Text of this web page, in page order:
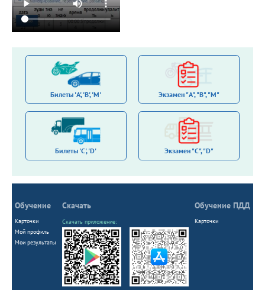
Билеты 'A', 'B', 'M' Экзамен "A", "B", "M"
Билеты 'С', 'D' Экзамен "C", "D"
Обучение
Карточки
Мой профиль
Мои результаты
Скачать
Скачать приложение:
Обучение ПДД
Карточки